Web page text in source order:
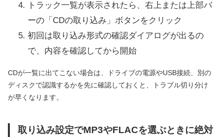
トラック一覧が表示されたら、右上または上部バ
ーの「CDの取り込み」ボタンをクリック
初回は取り込み形式の確認ダイアログが出るの
で、内容を確認してから開始
CDが一覧に出てこない場合は、ドライブの電源やUSB接続、別の
ディスクで認識するかを先に確認しておくと、トラブル切り分け
が早くなります。
取り込み設定でMP3やFLACを選ぶときに絶対